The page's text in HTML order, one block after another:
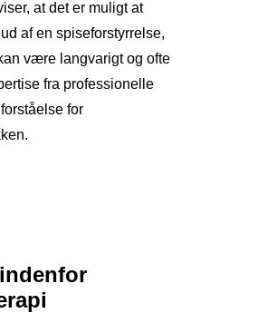
at det er muligt at
af en spiseforstyrrelse,
være langvarigt og ofte
fra professionelle
for